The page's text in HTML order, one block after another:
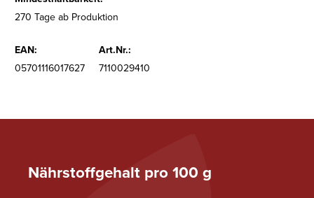
Nährstoffgehalt pro 100 g
270 Tage ab Produktion
EAN:
Art.Nr.:
05701116017627
7110029410